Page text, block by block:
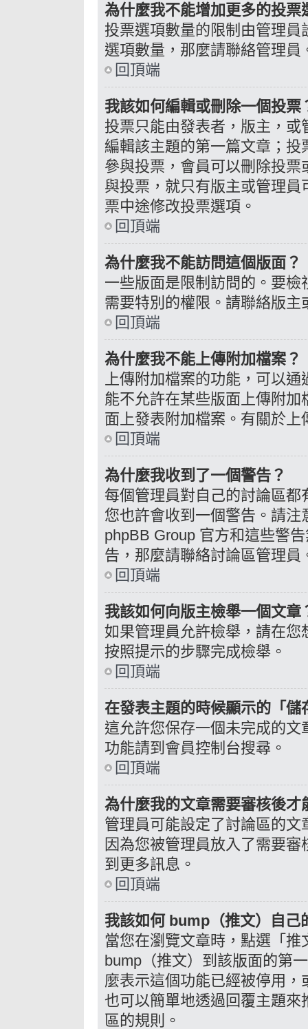
為什麼我不能增加更多的投票
投票選項數量的限制由管理
選項數量，那麼請聯絡管理員
回頂端
我該如何編輯或刪除一個投票
投票只能由發表者，版主，
編輯該主題的第一篇文章；
參與投票，會員可以刪除投
與投票，就只有版主或管理
票中途修改投票選項。
回頂端
為什麼我不能訪問這個版面？
一些版面是限制訪問的。要
需要特別的權限。請聯絡版主
回頂端
為什麼我不能上傳附加檔案？
上傳附加檔案的功能，可以
能不允許在某些版面上傳附
面上發表附加檔案。有關於
回頂端
為什麼我收到了一個警告？
每個管理員對自己的討論區
您也許會收到一個警告。請
phpBB Group 官方和這些警
告，那麼請聯絡討論區管理員
回頂端
我該如何向版主檢舉一個文章
如果管理員允許檢舉，請在
按照提示的步驟完成檢舉。
回頂端
在發表主題的時候顯示的「
這允許您保存一個未完成的
功能請到會員控制台搜尋。
回頂端
為什麼我的文章需要審核後才
管理員可能設定了討論區的
因為您被管理員放入了需要
到更多訊息。
回頂端
我該如何 bump（推文）自己
當您在瀏覽文章時，點選「
bump（推文）到該版面的第
麼表示這個功能已經被停用
也可以簡單地透過回覆主題
區的規則。